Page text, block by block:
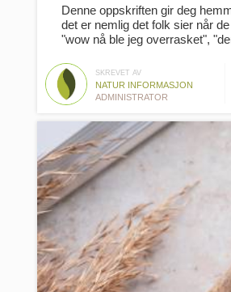
Denne oppskriften gir deg
det er nemlig det folk sier når
"wow nå ble jeg overrasket",
SKREVET AV
NATUR INFORMASJON
ADMINISTRATOR